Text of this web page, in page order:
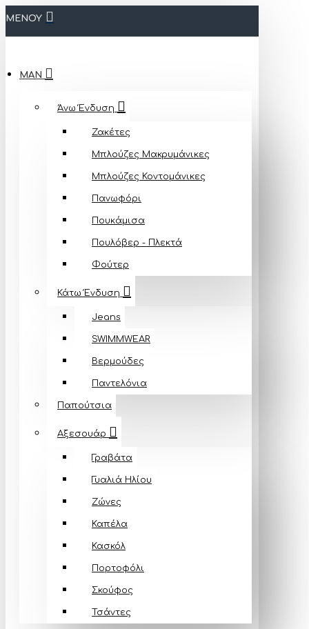
ΜΕΝΟΥ
MAN
Άνω Ένδυση
Ζακέτες
Μπλούζες Mακρυμάνικες
Μπλούζες Κοντομάνικες
Πανωφόρι
Πουκάμισα
Πουλόβερ - Πλεκτά
Φούτερ
Κάτω Ένδυση
Jeans
SWIMMWEAR
Βερμούδες
Παντελόνια
Παπούτσια
Αξεσουάρ
Γραβάτα
Γυαλιά Ηλίου
Ζώνες
Καπέλα
Κασκόλ
Πορτοφόλι
Σκούφος
Τσάντες